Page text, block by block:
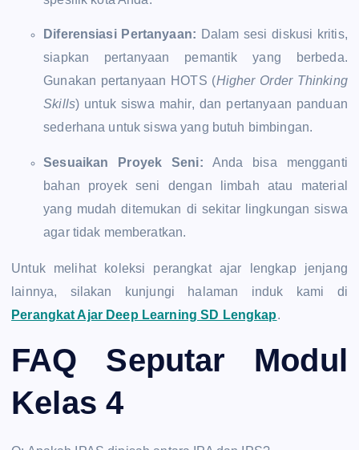
Diferensiasi Pertanyaan: Dalam sesi diskusi kritis,
siapkan pertanyaan pemantik yang berbeda.
Gunakan pertanyaan HOTS (Higher Order Thinking
Skills) untuk siswa mahir, dan pertanyaan panduan
sederhana untuk siswa yang butuh bimbingan.
Sesuaikan Proyek Seni: Anda bisa mengganti
bahan proyek seni dengan limbah atau material
yang mudah ditemukan di sekitar lingkungan siswa
agar tidak memberatkan.
Untuk melihat koleksi perangkat ajar lengkap jenjang
lainnya, silakan kunjungi halaman induk kami di
Perangkat Ajar Deep Learning SD Lengkap.
FAQ Seputar Modul
Kelas 4